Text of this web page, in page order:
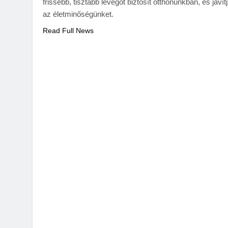
frissebb, tisztább levegőt biztosít otthonunkban, és
az életminőségünket.
Read Full News